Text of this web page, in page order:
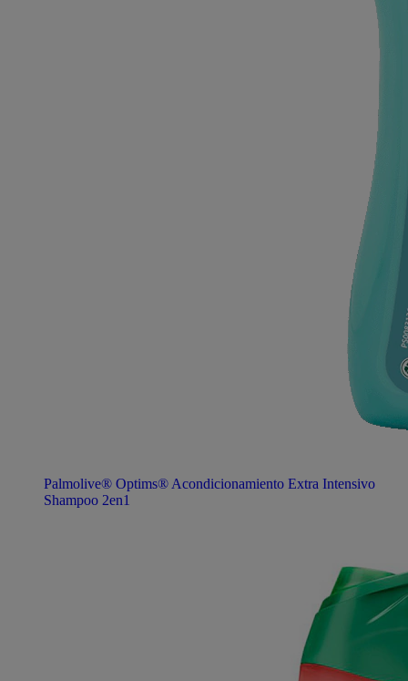
Palmolive® Optims® Acondicionamiento Extra Intensivo
Shampoo 2en1